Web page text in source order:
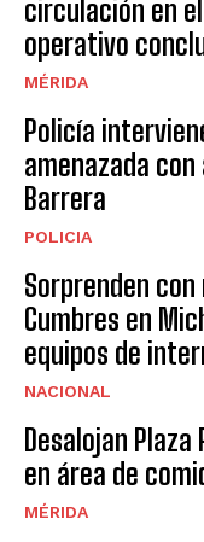
circulación en
operativo
MÉRIDA
Policía
amenazada
Barrera
POLICIA
Sorprenden
Cumbres en
equipos de
NACIONAL
Desalojan
en área de
MÉRIDA